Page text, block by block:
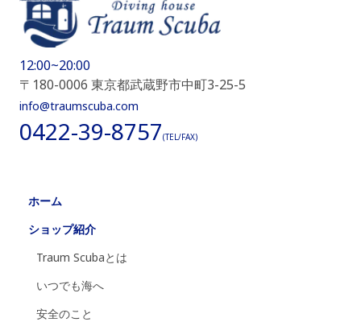
12:00~20:00
〒180-0006 東京都武蔵野市中町3-25-5
info@traumscuba.com
0422-39-8757(TEL/FAX)
ホーム
ショップ紹介
Traum Scubaとは
いつでも海へ
安全のこと